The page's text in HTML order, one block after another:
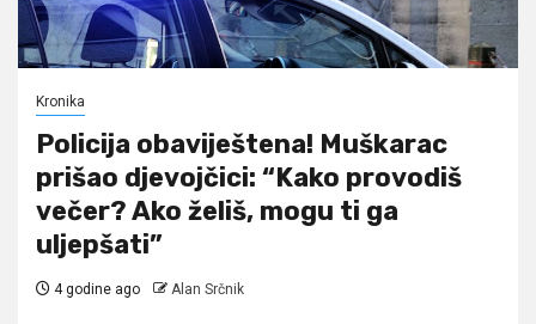
Kronika
Policija obaviještena! Muškarac
prišao djevojčici: “Kako provodiš
večer? Ako želiš, mogu ti ga
uljepšati”
4 godine ago Alan Srčnik